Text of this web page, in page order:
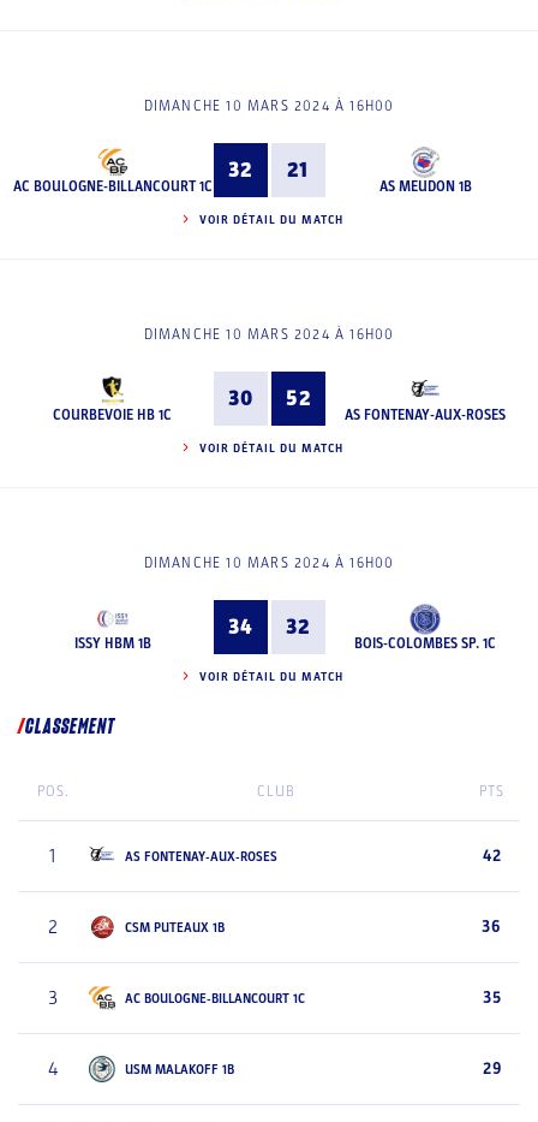
DIMANCHE 10 MARS 2024 À 16H00
AC BOULOGNE-BILLANCOURT 1C
32 21
AS MEUDON 1B
VOIR DÉTAIL DU MATCH
DIMANCHE 10 MARS 2024 À 16H00
COURBEVOIE HB 1C
30 52
AS FONTENAY-AUX-ROSES
VOIR DÉTAIL DU MATCH
DIMANCHE 10 MARS 2024 À 16H00
ISSY HBM 1B
34 32
BOIS-COLOMBES SP. 1C
VOIR DÉTAIL DU MATCH
CLASSEMENT
POS. CLUB PTS
1 AS FONTENAY-AUX-ROSES 42
2 CSM PUTEAUX 1B 36
3 AC BOULOGNE-BILLANCOURT 1C 35
4 USM MALAKOFF 1B 29